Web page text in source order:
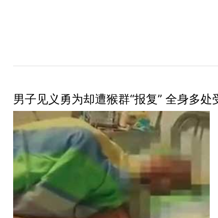
男子见义勇为却遭猴群“报复” 全身多处